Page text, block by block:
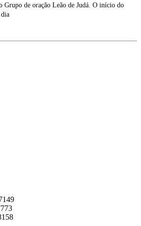
Grupo de oração Leão de Judá. O início do